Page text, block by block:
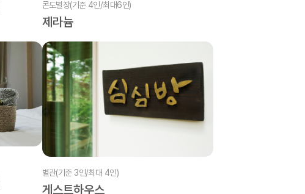
콘도별장(기준 4인/최대6인)
제라늄
별관(기준 3인/최대 4인)
게스트하우스